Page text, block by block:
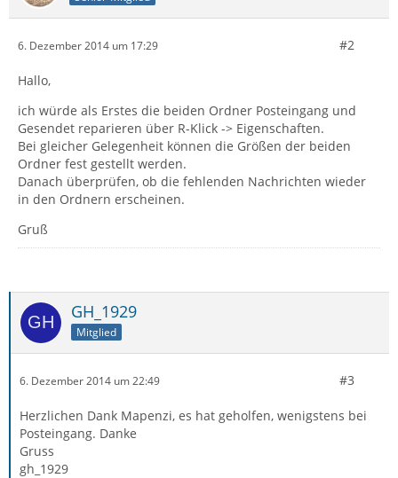
6. Dezember 2014 um 17:29 #2
Hallo,
ich würde als Erstes die beiden Ordner Posteingang und
Gesendet reparieren über R-Klick -> Eigenschaften.
Bei gleicher Gelegenheit können die Größen der beiden
Ordner fest gestellt werden.
Danach überprüfen, ob die fehlenden Nachrichten wieder
in den Ordnern erscheinen.
Gruß
GH_1929
Mitglied
6. Dezember 2014 um 22:49 #3
Herzlichen Dank Mapenzi, es hat geholfen, wenigstens bei
Posteingang. Danke
Gruss
gh_1929